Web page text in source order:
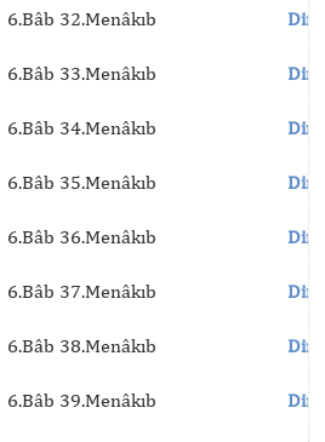
6.Bâb 32.Menâkıb
6.Bâb 33.Menâkıb
6.Bâb 34.Menâkıb
6.Bâb 35.Menâkıb
6.Bâb 36.Menâkıb
6.Bâb 37.Menâkıb
6.Bâb 38.Menâkıb
6.Bâb 39.Menâkıb